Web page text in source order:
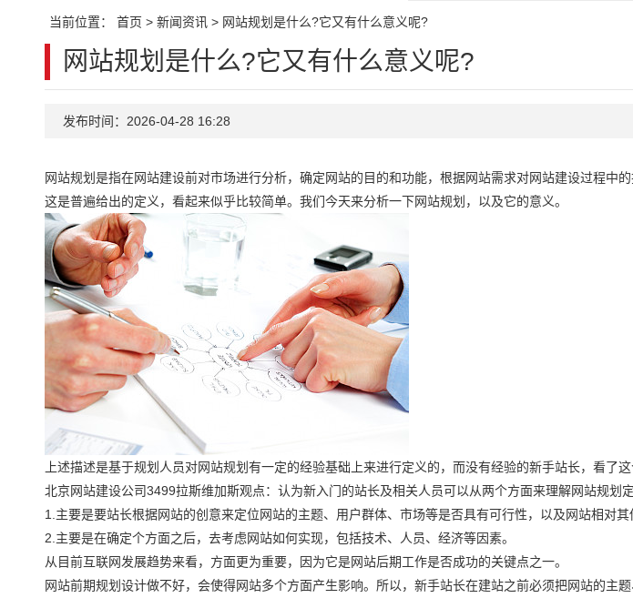
当前位置： 首页 > 新闻资讯> 网站规划是什么?它又有什么意义呢?
网站规划是什么?它又有什么意义呢?
发布时间：2026-04-28 16:28
网站规划是指在网站建设前对市场进行分析，确定网站的目的和功能，根据网站需求对网站建设过程中
这是普遍给出的定义，看起来似乎比较简单。我们今天来分析一下网站规划，以及它的意义。
上述描述是基于规划人员对网站规划有一定的经验基础上来进行定义的，而没有经验的新手站长，看了这
北京网站建设公司3499拉斯维加斯观点：认为新入门的站长及相关人员可以从两个方面来理解网站规划
1.主要是要站长根据网站的创意来定位网站的主题、用户群体、市场等是否具有可行性，以及网站相对其
2.主要是在确定个方面之后，去考虑网站如何实现，包括技术、人员、经济等因素。
从目前互联网发展趋势来看，方面更为重要，因为它是网站后期工作是否成功的关键点之一。
网站前期规划设计做不好，会使得网站多个方面产生影响。所以，新手站长在建站之前必须把网站的主